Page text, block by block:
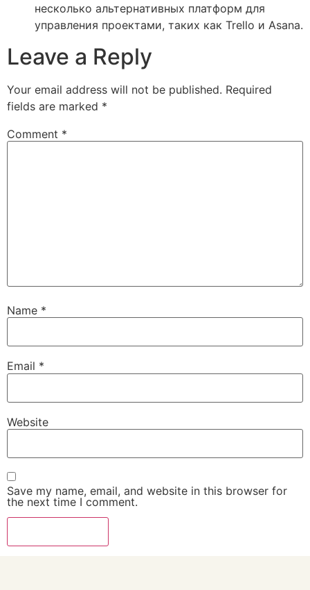
несколько альтернативных платформ для
управления проектами, таких как Trello и Asana.
Leave a Reply
Your email address will not be published. Required
fields are marked *
Comment *
Name *
Email *
Website
Save my name, email, and website in this browser for
the next time I comment.